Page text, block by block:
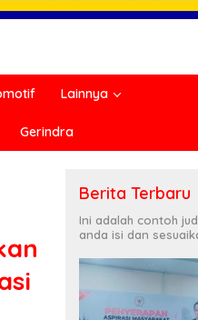
Lainnya
Gerindra
Berita Terbaru
Ini adalah contoh
anda isi dan